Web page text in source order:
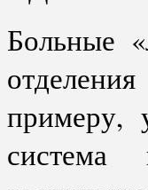
Больные
примеру,